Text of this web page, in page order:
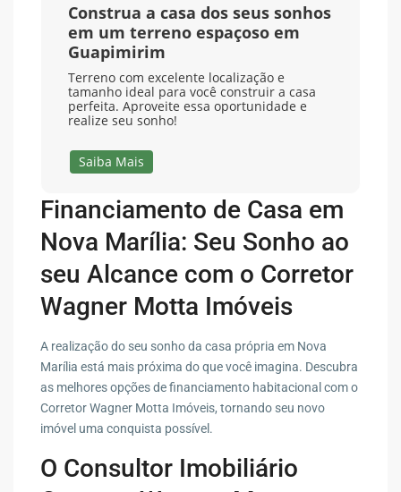
Construa a casa dos seus sonhos
em um terreno espaçoso em
Guapimirim
Terreno com excelente localização e
tamanho ideal para você construir a casa
perfeita. Aproveite essa oportunidade e
realize seu sonho!
Saiba Mais
Financiamento de Casa em
Nova Marília: Seu Sonho ao
seu Alcance com o Corretor
Wagner Motta Imóveis
A realização do seu sonho da casa própria em Nova
Marília está mais próxima do que você imagina. Descubra
as melhores opções de financiamento habitacional com o
Corretor Wagner Motta Imóveis, tornando seu novo
imóvel uma conquista possível.
O Consultor Imobiliário